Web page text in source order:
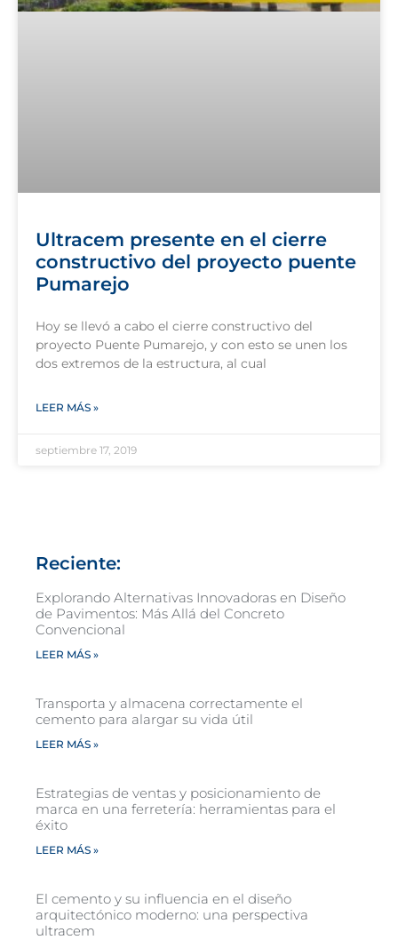
Ultracem presente en el cierre
constructivo del proyecto puente
Pumarejo
Hoy se llevó a cabo el cierre constructivo del
proyecto Puente Pumarejo, y con esto se unen los
dos extremos de la estructura, al cual
LEER MÁS »
septiembre 17, 2019
Reciente:
Explorando Alternativas Innovadoras en Diseño
de Pavimentos: Más Allá del Concreto
Convencional
LEER MÁS »
Transporta y almacena correctamente el
cemento para alargar su vida útil
LEER MÁS »
Estrategias de ventas y posicionamiento de
marca en una ferretería: herramientas para el
éxito
LEER MÁS »
El cemento y su influencia en el diseño
arquitectónico moderno: una perspectiva
ultracem